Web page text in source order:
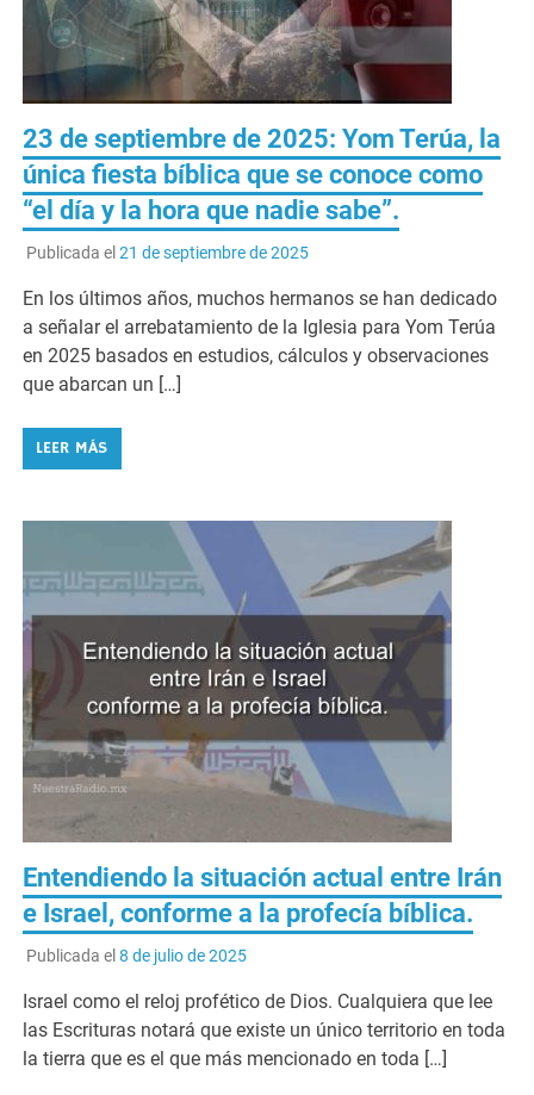
23 de septiembre de 2025: Yom Terúa, la
única fiesta bíblica que se conoce como
“el día y la hora que nadie sabe”.
Publicada el 21 de septiembre de 2025
En los últimos años, muchos hermanos se han dedicado
a señalar el arrebatamiento de la Iglesia para Yom Terúa
en 2025 basados en estudios, cálculos y observaciones
que abarcan un […]
LEER MÁS
Entendiendo la situación actual entre Irán
e Israel, conforme a la profecía bíblica.
Publicada el8 de julio de 2025
Israel como el reloj profético de Dios. Cualquiera que lee
las Escrituras notará que existe un único territorio en toda
la tierra que es el que más mencionado en toda […]